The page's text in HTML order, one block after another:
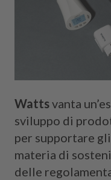
Wattsvanta
sviluppo di
per supportare
materia di
delle